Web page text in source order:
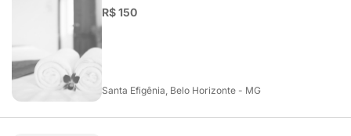
R$ 150
Santa Efigênia, Belo Horizonte - MG